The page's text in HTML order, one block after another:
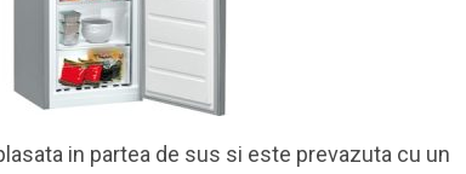
in partea de sus si este prevazuta cu un